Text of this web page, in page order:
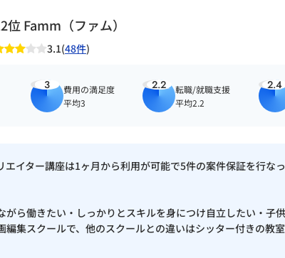
位 Famm（ファム）
3.1(48件)
3
費用の満足度
平均3
2.2
転職/就職支援
平均2.2
2.4
エイター講座は1ヶ月から利用が可能で5件の案件保証を行な
がら働きたい・しっかりとスキルを身につけ自立したい・子
編集スクールで、他のスクールとの違いはシッター付きの教